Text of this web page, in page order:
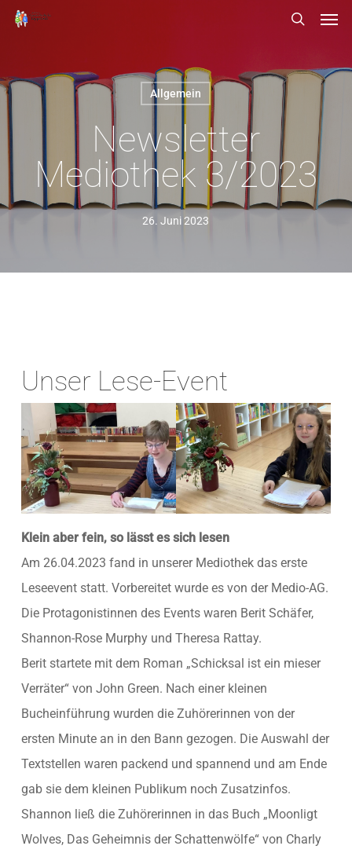
Skip
content
Allgemein
Newsletter
Mediothek 3/2023
26. Juni 2023
Unser Lese-Event
Klein aber fein, so lässt es sich lesen
Am 26.04.2023 fand in unserer Mediothek das erste
Leseevent statt. Vorbereitet wurde es von der Medio-AG.
Die Protagonistinnen des Events waren Berit Schäfer,
Shannon-Rose Murphy und Theresa Rattay.
Berit startete mit dem Roman „Schicksal ist ein mieser
Verräter“ von John Green. Nach einer kleinen
Bucheinführung wurden die Zuhörerinnen von der
ersten Minute an in den Bann gezogen. Die Auswahl der
Textstellen waren packend und spannend und am Ende
gab sie dem kleinen Publikum noch Zusatzinfos.
Shannon ließ die Zuhörerinnen in das Buch „Moonligt
Wolves, Das Geheimnis der Schattenwölfe“ von Charly
Menu